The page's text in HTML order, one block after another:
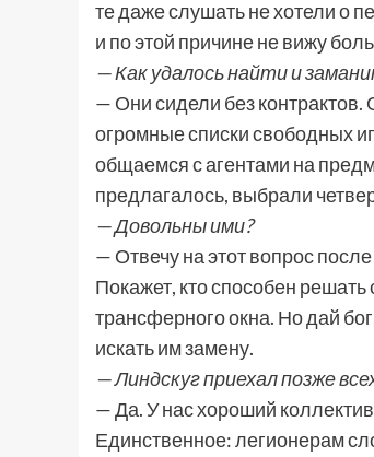
те даже слушать не хотели о
и по этой причине не вижу
— Как удалось найти и
— Они сидели без
огромные списки свободных
общаемся с агентами на
предлагалось, выбрали
— Довольны ими?
— Отвечу на этот вопрос
Покажет, кто способен
трансферного окна. Но дай
искать им замену.
— Линдскуг приехал позже
— Да. У нас хороший
Единственное: легионерам